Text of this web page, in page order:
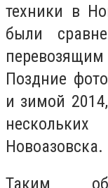
техники в
были
перевозящим
Поздние
и зимой
Новоазовска.
Таким